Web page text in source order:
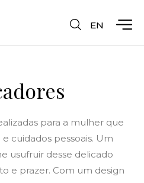
EN
para a mulher que
cuidados pessoais. Um
usufruir desse delicado
e prazer. Com um design